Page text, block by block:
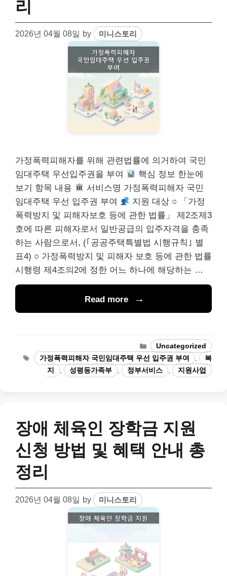
리
2026년 04월 08일 by 미니스토리
가정폭력피해자를 위해 관련법률에 의거하여 국민
임대주택 우선입주권을 부여
핵심 정보 한눈에
보기 항목 내용
서비스명 가정폭력피해자 국민
임대주택 우선 입주권 부여
지원 대상 ○ 「가정
폭력방지 및 피해자보호 등에 관한 법률」 제2조제3
호에 따른 피해자로서 일반공급의 입주자격을 충족
하는 사람으로서, (｢공공주택특별법 시행규칙｣ 별
표4) ○ 가정폭력방지 및 피해자 보호 등에 관한 법률
시행령 제4조의2에 정한 어느 하나에 해당하는 …
Read more
Categories
Uncategorized
Tags
가정폭력피해자 국민임대주택 우선 입주권 부여 ,
복
지
, 성평등가족부 , 정부서비스 , 지원사업
장애 체육인 장학금 지원
신청 방법 및 혜택 안내 총
정리
2026년 04월 08일 by 미니스토리